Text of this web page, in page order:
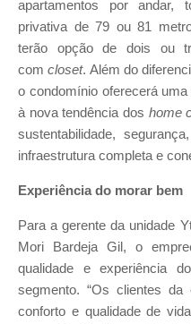
apartamentos por andar,
privativa de 79 ou 81
terão opção de dois ou
comcloset. Além do
o condomínio oferecerá
à nova tendência dos home
sustentabilidade,
infraestrutura completa e
Experiência do morar bem
Para a gerente da unidade
Mori Bardeja Gil, o
qualidade e experiência
segmento. “Os clientes
conforto e qualidade de